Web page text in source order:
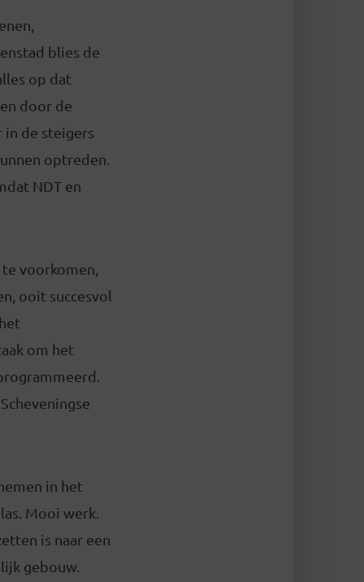
blies de
op dat
door de
in de steigers
optreden.
NDT en
voorkomen,
ooit succesvol
om het
in het
Mooi werk.
is naar een
gebouw.